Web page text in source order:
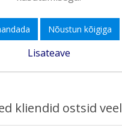
Saksamaa
kliendid ostsid veel
Nõustun kõigiga
Lisateave